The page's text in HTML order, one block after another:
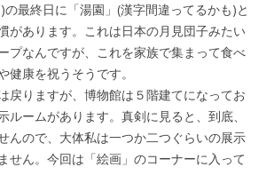
の最終日に「湯園」(漢字間違ってるかも)と
があります。これは日本の月見団子みたい
プなんですが、これを家族で集まって食べ
健康を祝うそうです。
戻りますが、博物館は５階建てになってお
ルームがあります。真剣に見ると、到底、
んので、大体私は一つか二つぐらいの展示
せん。今回は「絵画」のコーナーに入って